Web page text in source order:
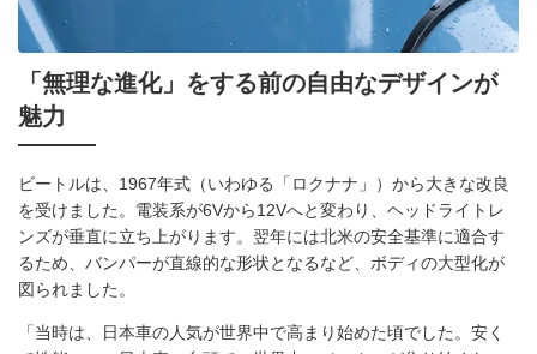
「無理な進化」をする前の自由なデザインが
魅力
ビートルは、1967年式（いわゆる「ロクナナ」）から大きな改良
を受けました。電装系が6Vから12Vへと変わり、ヘッドライトレ
ンズが垂直に立ち上がります。翌年には北米の安全基準に適合す
るため、バンパーが直線的な形状となるなど、ボディの大型化が
図られました。
「当時は、日本車の人気が世界中で高まり始めた頃でした。安く